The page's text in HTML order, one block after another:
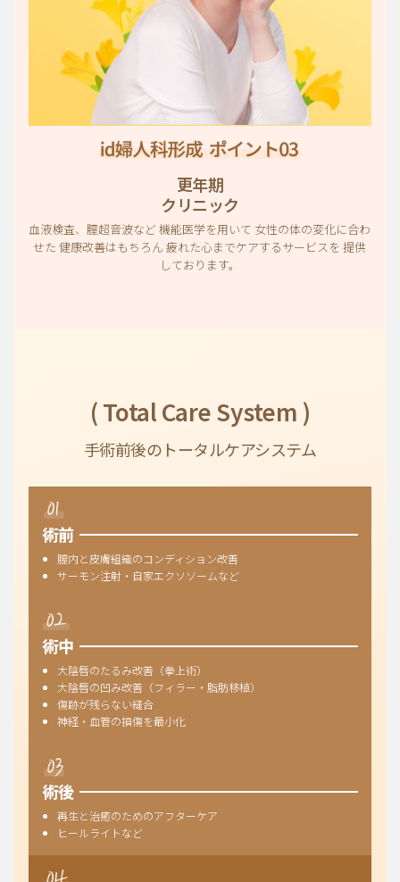
更年期
クリニック
血液検査、膣超音波など 機能医学を用いて 女性の体の変化に合わ
せた 健康改善はもちろん 疲れた心までケアするサービスを 提供
しております。
( Total Care System )
手術前後のトータルケアシステム
術前
膣内と皮膚組織のコンディション改善
サーモン注射・自家エクソソームなど
術中
大陰唇のたるみ改善（拳上術）
大陰唇の凹み改善（フィラー・脂肪移植）
傷跡が残らない縫合
神経・血管の損傷を最小化
術後
再生と治癒のためのアフターケア
ヒールライトなど